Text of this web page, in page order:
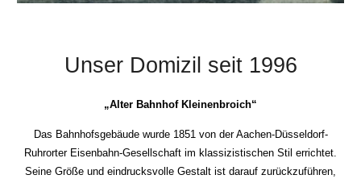
Unser Domizil seit 1996
„Alter Bahnhof Kleinenbroich“
Das Bahnhofsgebäude wurde 1851 von der Aachen-Düsseldorf-
Ruhrorter Eisenbahn-Gesellschaft im klassizistischen Stil errichtet.
Seine Größe und eindrucksvolle Gestalt ist darauf zurückzuführen,